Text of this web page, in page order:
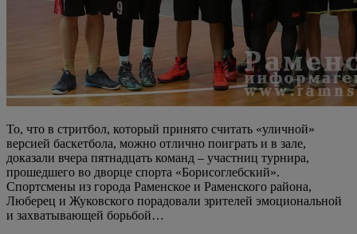
То, что в стритбол, который принято считать «уличной»
версией баскетбола, можно отлично поиграть и в зале,
доказали вчера пятнадцать команд – участниц турнира,
прошедшего во дворце спорта «Борисоглебский».
Спортсмены из города Раменское и Раменского района,
Люберец и Жуковского порадовали зрителей эмоциональной
и захватывающей борьбой…